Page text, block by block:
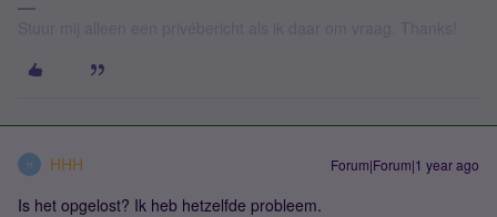
H HHH Forum|Forum|1 year ago
Is het opgelost? Ik heb hetzelfde probleem.